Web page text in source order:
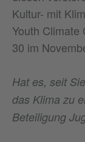
Kultur- mit
Youth Climate
30 im
Hat es, seit
das Klima zu
Beteiligung